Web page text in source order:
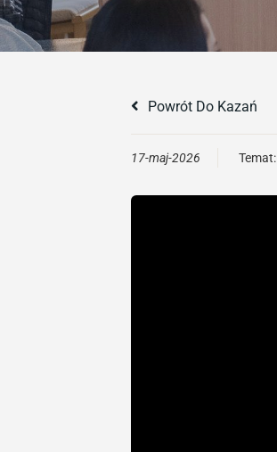
Powrót Do Kazań
17-maj-2026 Temat: